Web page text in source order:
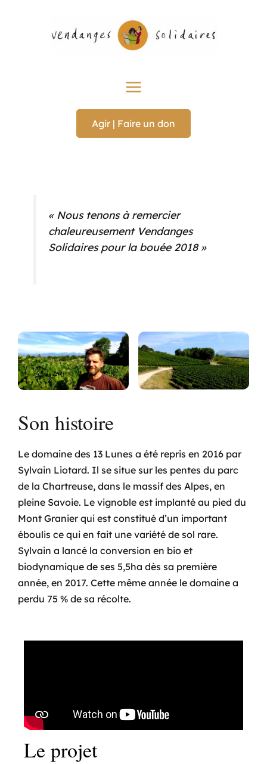
Main
Menu
Agir | Faire un don
«Nous tenons à remercier
chaleureusement Vendanges
Solidaires pour la bouée 2018»
Son histoire
Le domaine des 13 Lunes a été repris en 2016 par
Sylvain Liotard. Il se situe sur les pentes du parc
de la Chartreuse, dans le massif des Alpes, en
pleine Savoie. Le vignoble est implanté au pied du
Mont Granier qui est constitué d’un important
éboulis ce qui en fait une variété de sol rare.
Sylvain a lancé la conversion en bio et
biodynamique de ses 5,5ha dès sa première
année, en 2017. Cette même année le domaine a
perdu 75 % de sa récolte.
Le projet